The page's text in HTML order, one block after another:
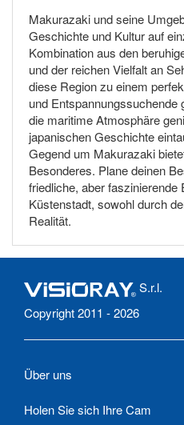
Makurazaki und seine
Geschichte und Kultur auf
Kombination aus den
und der reichen Vielfalt an
diese Region zu einem
und Entspannungssuchende
die maritime Atmosphäre
japanischen Geschichte
Gegend um Makurazaki
Besonderes. Plane deinen
friedliche, aber
Küstenstadt, sowohl durch
Realität.
S.r.l.
Copyright 2011 - 2026
Über uns
Holen Sie sich Ihre Cam